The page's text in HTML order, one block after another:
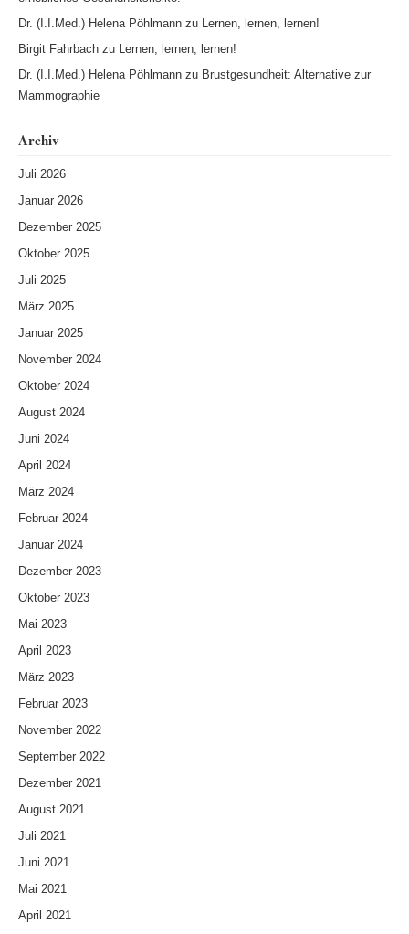
Dr. (I.I.Med.) Helena Pöhlmannzu Lernen, lernen, lernen!
Birgit Fahrbachzu Lernen, lernen, lernen!
Dr. (I.I.Med.) Helena Pöhlmannzu Brustgesundheit: Alternative zur
Mammographie
Archiv
Juli 2026
Januar 2026
Dezember 2025
Oktober 2025
Juli 2025
März 2025
Januar 2025
November 2024
Oktober 2024
August 2024
Juni 2024
April 2024
März 2024
Februar 2024
Januar 2024
Dezember 2023
Oktober 2023
Mai 2023
April 2023
März 2023
Februar 2023
November 2022
September 2022
Dezember 2021
August 2021
Juli 2021
Juni 2021
Mai 2021
April 2021